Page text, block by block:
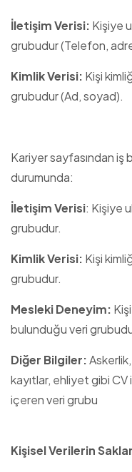
İletişim Verisi: Kişiye
grubudur (Telefon,
Kimlik Verisi: Kişi
grubudur (Ad, soyad).
Kariyer sayfasından iş
durumunda:
İletişim Verisi: Kişiye
grubudur.
Kimlik Verisi: Kişi
grubudur.
Mesleki Deneyim:
bulunduğu veri
Diğer Bilgiler:
kayıtlar, ehliyet gibi
içeren veri grubu
Kişisel Verilerin